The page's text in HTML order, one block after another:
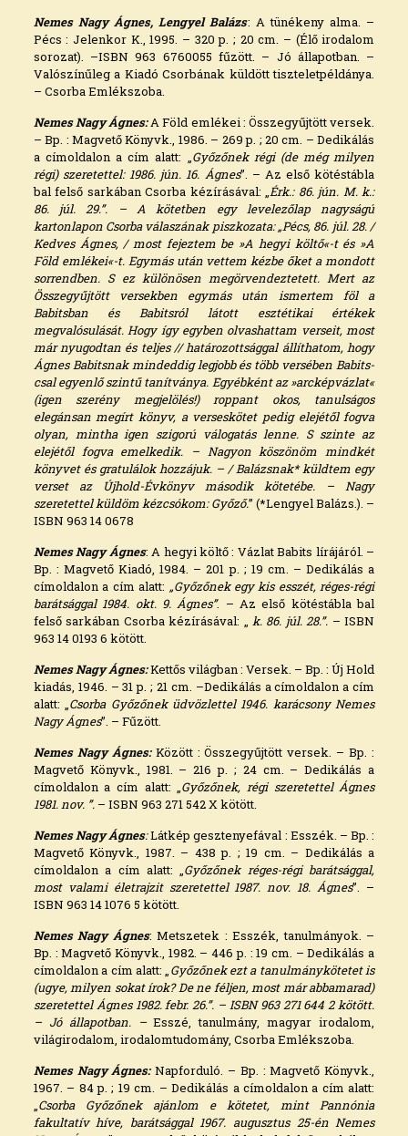
Nemes Nagy Ágnes, Lengyel Balázs: A tünékeny alma. –
Pécs : Jelenkor K., 1995. – 320 p. ; 20 cm. – (Élő irodalom
sorozat). –ISBN 963 6760055 fűzött. – Jó állapotban. –
Valószínűleg a Kiadó Csorbának küldött tiszteletpéldánya.
– Csorba Emlékszoba.
Nemes Nagy Ágnes:A Föld emlékei : Összegyűjtött versek.
– Bp. : Magvető Könyvk., 1986. – 269 p. ; 20 cm. – Dedikálás
a címoldalon a cím alatt: „Győzőnek régi (de még milyen
régi) szeretettel: 1986. jún. 16. Ágnes”. – Az első kötéstábla
bal felső sarkában Csorba kézírásával: „Érk.: 86. jún. M. k.:
86. júl. 29.”. – A kötetben egy levelezőlap nagyságú
kartonlapon Csorba válaszának piszkozata: „Pécs, 86. júl. 28. /
Kedves Ágnes, / most fejeztem be »A hegyi költő«-t és »A
Föld emlékei«-t. Egymás után vettem kézbe őket a mondott
sorrendben. S ez különösen megörvendeztetett. Mert az
Összegyűjtött versekben egymás után ismertem föl a
Babitsban és Babitsról látott esztétikai értékek
megvalósulását. Hogy így egyben olvashattam verseit, most
már nyugodtan és teljes // határozottsággal állíthatom, hogy
Ágnes Babitsnak mindeddig legjobb és több versében Babits-
csal egyenlő szintű tanítványa. Egyébként az »arcképvázlat«
(igen szerény megjelölés!) roppant okos, tanulságos
elegánsan megírt könyv, a verseskötet pedig elejétől fogva
olyan, mintha igen szigorú válogatás lenne. S szinte az
elejétől fogva emelkedik. – Nagyon köszönöm mindkét
könyvet és gratulálok hozzájuk. – / Balázsnak* küldtem egy
verset az Újhold-Évkönyv második kötetébe. – Nagy
szeretettel küldöm kézcsókom: Győző.” (*Lengyel Balázs.). –
ISBN 963 14 0678
Nemes Nagy Ágnes: A hegyi költő : Vázlat Babits lírájáról. –
Bp. : Magvető Kiadó, 1984. – 201 p. ; 19 cm. – Dedikálás a
címoldalon a cím alatt: „Győzőnek egy kis esszét, réges-régi
barátsággal 1984. okt. 9. Ágnes”. – Az első kötéstábla bal
felső sarkában Csorba kézírásával: „ k. 86. júl. 28.”. – ISBN
963 14 0193 6 kötött.
Nemes Nagy Ágnes:Kettős világban : Versek. – Bp. : Új Hold
kiadás, 1946. – 31 p. ; 21 cm. –Dedikálás a címoldalon a cím
alatt: „Csorba Győzőnek üdvözlettel 1946. karácsony Nemes
Nagy Ágnes”. – Fűzött.
Nemes Nagy Ágnes:Között : Összegyűjtött versek. – Bp. :
Magvető Könyvk., 1981. – 216 p. ; 24 cm. – Dedikálás a
címoldalon a cím alatt: „Győzőnek, régi szeretettel Ágnes
1981. nov. ”. – ISBN 963 271 542 X kötött.
Nemes Nagy Ágnes:Látkép gesztenyefával : Esszék. – Bp. :
Magvető Könyvk., 1987. – 438 p. ; 19 cm. – Dedikálás a
címoldalon a cím alatt: „Győzőnek réges-régi barátsággal,
most valami életrajzit szeretettel 1987. nov. 18. Ágnes”. –
ISBN 963 14 1076 5 kötött.
Nemes Nagy Ágnes: Metszetek : Esszék, tanulmányok. –
Bp. : Magvető Könyvk., 1982. – 446 p. : 19 cm. – Dedikálás a
címoldalon a cím alatt: „Győzőnek ezt a tanulmánykötetet is
(ugye, milyen sokat írok? De ne féljen, most már abbamarad)
szeretettel Ágnes 1982. febr. 26.”. – ISBN 963 271 644 2 kötött.
– Jó állapotban. –Esszé, tanulmány, magyar irodalom,
világirodalom, irodalomtudomány, Csorba Emlékszoba.
Nemes Nagy Ágnes:Napforduló. – Bp. : Magvető Könyvk.,
1967. – 84 p. ; 19 cm. – Dedikálás a címoldalon a cím alatt:
„Csorba Győzőnek ajánlom e kötetet, mint Pannónia
fakultatív híve, barátsággal 1967. augusztus 25-én Nemes